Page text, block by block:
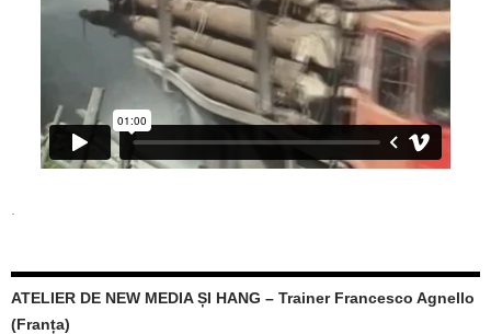
ATELIER DE NEW MEDIA ȘI HANG – Trainer Francesco Agnello
(Franța)